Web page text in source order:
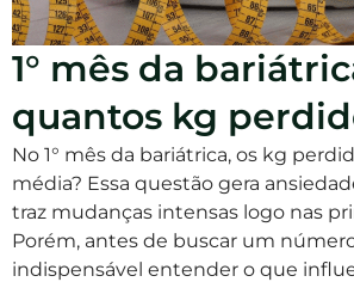
1° mês da
quantos kg
No 1° mês da bariátrica, os kg
média? Essa questão gera
traz mudanças intensas logo nas
Porém, antes de buscar um
indispensável entender o que